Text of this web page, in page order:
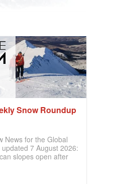
Snow Roundup
News for the Global
7 August 2026:
slopes open after